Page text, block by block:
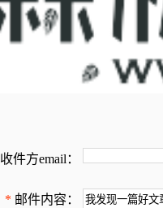
收件方email：
* 邮件内容：